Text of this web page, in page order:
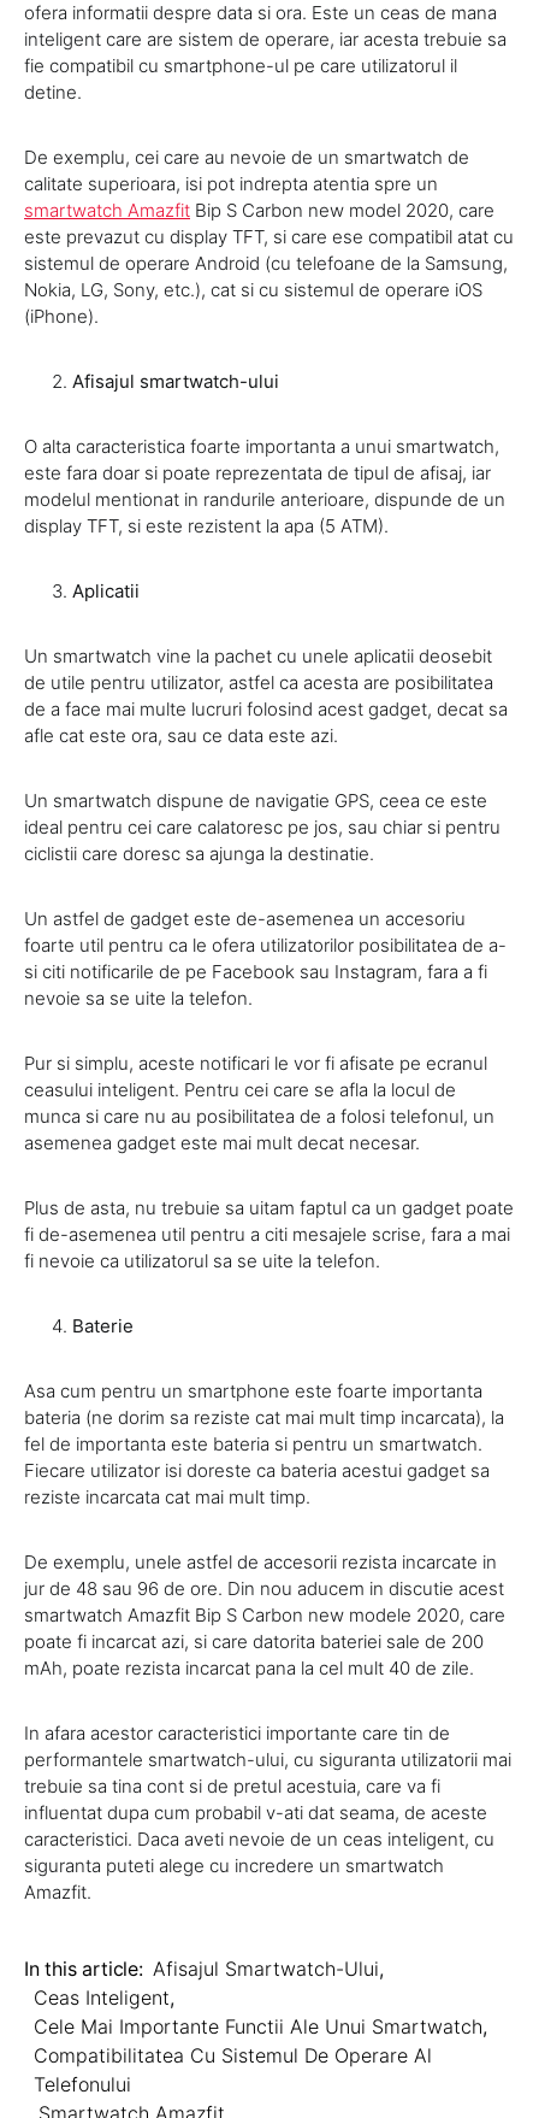
ofera informatii despre data si ora. Este un ceas de mana
inteligent care are sistem de operare, iar acesta trebuie sa
fie compatibil cu smartphone-ul pe care utilizatorul il
detine.
De exemplu, cei care au nevoie de un smartwatch de
calitate superioara, isi pot indrepta atentia spre un
smartwatch Amazfit Bip S Carbon new model 2020, care
este prevazut cu display TFT, si care ese compatibil atat cu
sistemul de operare Android (cu telefoane de la Samsung,
Nokia, LG, Sony, etc.), cat si cu sistemul de operare iOS
(iPhone).
Afisajul smartwatch-ului
O alta caracteristica foarte importanta a unui smartwatch,
este fara doar si poate reprezentata de tipul de afisaj, iar
modelul mentionat in randurile anterioare, dispunde de un
display TFT, si este rezistent la apa (5 ATM).
Aplicatii
Un smartwatch vine la pachet cu unele aplicatii deosebit
de utile pentru utilizator, astfel ca acesta are posibilitatea
de a face mai multe lucruri folosind acest gadget, decat sa
afle cat este ora, sau ce data este azi.
Un smartwatch dispune de navigatie GPS, ceea ce este
ideal pentru cei care calatoresc pe jos, sau chiar si pentru
ciclistii care doresc sa ajunga la destinatie.
Un astfel de gadget este de-asemenea un accesoriu
foarte util pentru ca le ofera utilizatorilor posibilitatea de a-
si citi notificarile de pe Facebook sau Instagram, fara a fi
nevoie sa se uite la telefon.
Pur si simplu, aceste notificari le vor fi afisate pe ecranul
ceasului inteligent. Pentru cei care se afla la locul de
munca si care nu au posibilitatea de a folosi telefonul, un
asemenea gadget este mai mult decat necesar.
Plus de asta, nu trebuie sa uitam faptul ca un gadget poate
fi de-asemenea util pentru a citi mesajele scrise, fara a mai
fi nevoie ca utilizatorul sa se uite la telefon.
Baterie
Asa cum pentru un smartphone este foarte importanta
bateria (ne dorim sa reziste cat mai mult timp incarcata), la
fel de importanta este bateria si pentru un smartwatch.
Fiecare utilizator isi doreste ca bateria acestui gadget sa
reziste incarcata cat mai mult timp.
De exemplu, unele astfel de accesorii rezista incarcate in
jur de 48 sau 96 de ore. Din nou aducem in discutie acest
smartwatch Amazfit Bip S Carbon new modele 2020, care
poate fi incarcat azi, si care datorita bateriei sale de 200
mAh, poate rezista incarcat pana la cel mult 40 de zile.
In afara acestor caracteristici importante care tin de
performantele smartwatch-ului, cu siguranta utilizatorii mai
trebuie sa tina cont si de pretul acestuia, care va fi
influentat dupa cum probabil v-ati dat seama, de aceste
caracteristici. Daca aveti nevoie de un ceas inteligent, cu
siguranta puteti alege cu incredere un smartwatch
Amazfit.
In this article: Afisajul Smartwatch-Ului,
Ceas Inteligent,
Cele Mai Importante Functii Ale Unui Smartwatch,
Compatibilitatea Cu Sistemul De Operare Al
Telefonului